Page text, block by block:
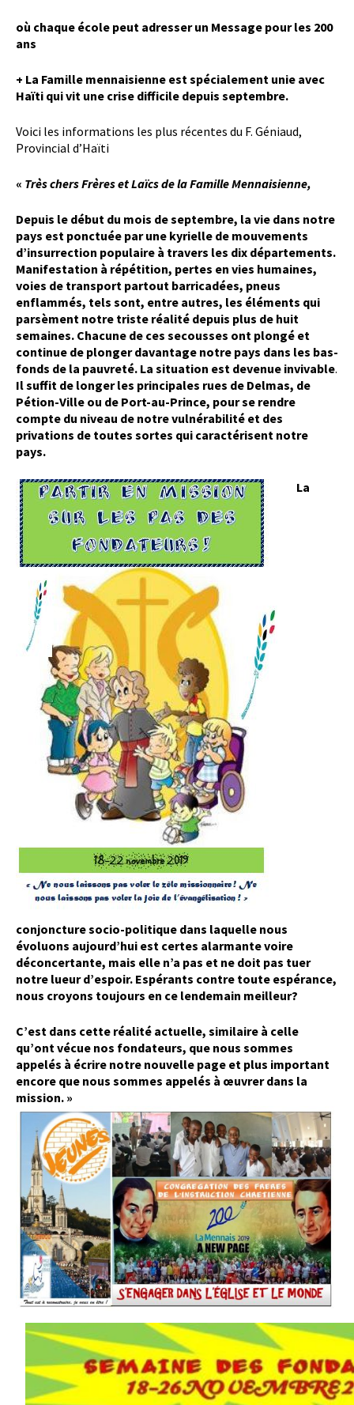
où chaque école peut adresser un Message pour les 200
ans
+ La Famille mennaisienne est spécialement unie avec
Haïti qui vit une crise difficile depuis septembre.
Voici les informations les plus récentes du F. Géniaud,
Provincial d’Haïti
« Très chers Frères et Laïcs de la Famille Mennaisienne,
Depuis le début du mois de septembre, la vie dans notre
pays est ponctuée par une kyrielle de mouvements
d’insurrection populaire à travers les dix départements.
Manifestation à répétition, pertes en vies humaines,
voies de transport partout barricadées, pneus
enflammés, tels sont, entre autres, les éléments qui
parsèment notre triste réalité depuis plus de huit
semaines. Chacune de ces secousses ont plongé et
continue de plonger davantage notre pays dans les bas-
fonds de la pauvreté. La situation est devenue invivable.
Il suffit de longer les principales rues de Delmas, de
Pétion-Ville ou de Port-au-Prince, pour se rendre
compte du niveau de notre vulnérabilité et des
privations de toutes sortes qui caractérisent notre
pays.
La
conjoncture socio-politique dans laquelle nous
évoluons aujourd’hui est certes alarmante voire
déconcertante, mais elle n’a pas et ne doit pas tuer
notre lueur d’espoir. Espérants contre toute espérance,
nous croyons toujours en ce lendemain meilleur?
C’est dans cette réalité actuelle, similaire à celle
qu’ont vécue nos fondateurs, que nous sommes
appelés à écrire notre nouvelle page et plus important
encore que nous sommes appelés à œuvrer dans la
mission. »